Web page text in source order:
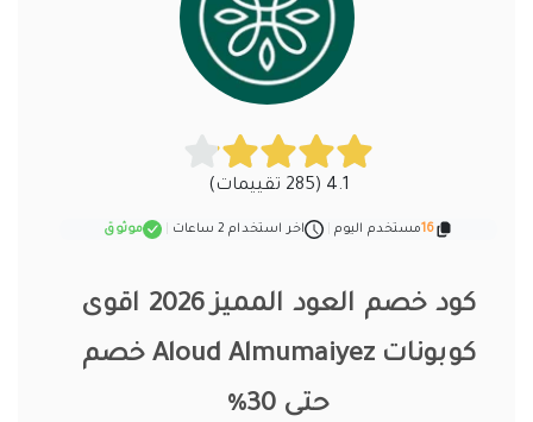
4.1 (285 تقييمات)
16مستخدم اليوم اخر استخدام 2 ساعات موثوق
كود خصم العود المميز 2026 اقوى
كوبونات Aloud Almumaiyez خصم
حتى 30%